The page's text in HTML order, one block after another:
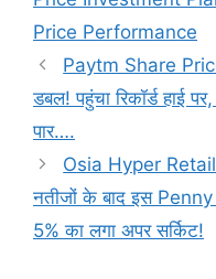
Price Performance
Paytm Share
डबल! पहुंचा रिकॉर्ड हाई
पार….
Osia Hyper Retail
नतीजों के बाद इस
5% का लगा अपर सर्किट!